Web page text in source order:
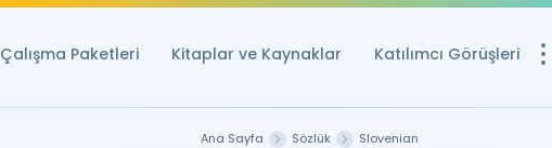
Çalışma Paketleri Kitaplar ve Kaynaklar Katılımcı Görüşleri
Ana Sayfa Sözlük Slovenian